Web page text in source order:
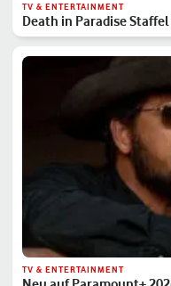
TV & ENTERTAINMENT
Death in Paradise
TV & ENTERTAINMENT